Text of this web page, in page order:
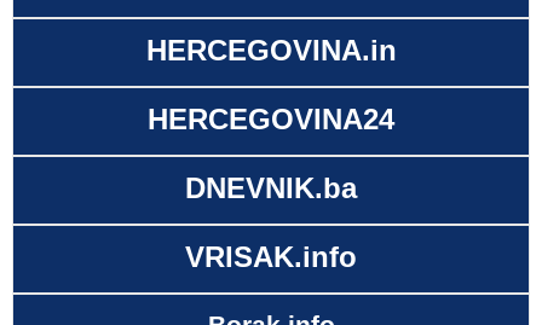
HERCEGOVINA.in
HERCEGOVINA24
DNEVNIK.ba
VRISAK.info